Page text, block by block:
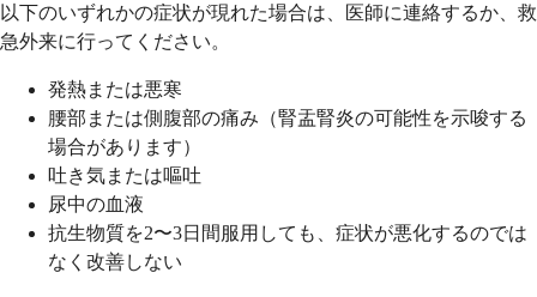
以下のいずれかの症状が現れた場合は、医師に連絡するか、救
急外来に行ってください。
発熱または悪寒
腰部または側腹部の痛み（腎盂腎炎の可能性を示唆する
場合があります）
吐き気または嘔吐
尿中の血液
抗生物質を2〜3日間服用しても、症状が悪化するのでは
なく改善しない